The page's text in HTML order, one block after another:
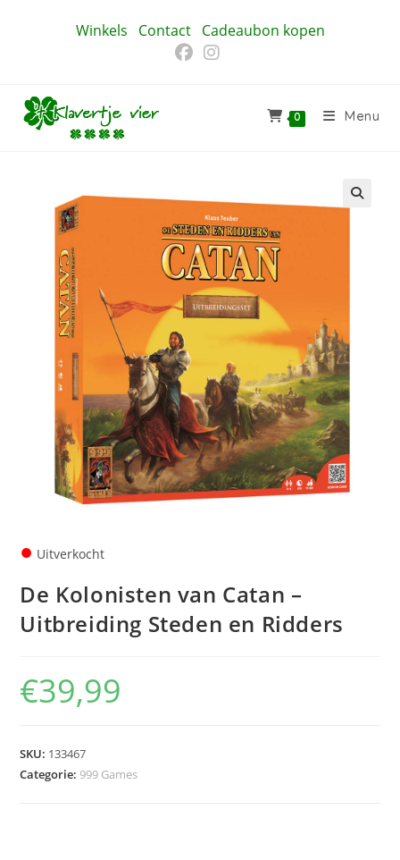
Winkels Contact Cadeaubon kopen
0 Menu
● Uitverkocht
De Kolonisten van Catan –
Uitbreiding Steden en Ridders
€39,99
SKU: 133467
Categorie: 999 Games